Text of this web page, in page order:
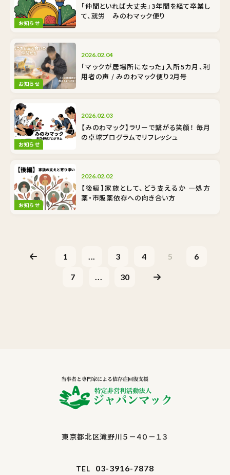
お知らせ
「仲間といれば大丈夫」3年間を経て卒業し
て、就労 みのわマック便り
お知らせ
2026.02.04
「マックが居場所になった」入所5カ月、利
用者の声 / みのわマック便り2月号
お知らせ
2026.02.03
【みのわマック】ラリーで繋がる笑顔！ 毎月
の卓球プログラムでリフレッシュ
お知らせ
2026.02.02
【後編】家族として、どう支えるか ―処方
薬・市販薬依存への向き合い方
1 ... 3 4 5 6
7 ... 30
東京都北区滝野川５－４０－１３
TEL 03-3916-7878